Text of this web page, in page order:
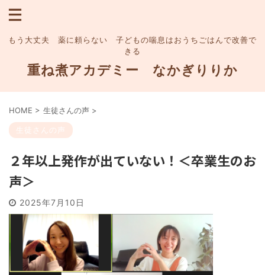
もう大丈夫 薬に頼らない 子どもの喘息はおうちごはんで改善で
きる
重ね煮アカデミー なかぎりりか
HOME > 生徒さんの声 >
生徒さんの声
２年以上発作が出ていない！＜卒業生のお
声＞
2025年7月10日